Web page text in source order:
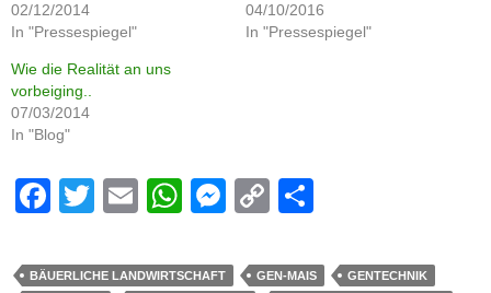
02/12/2014
In "Pressespiegel"
04/10/2016
In "Pressespiegel"
Wie die Realität an uns
vorbeiging..
07/03/2014
In "Blog"
F
c
T
tt
E
ail
W
at
M
ss
C
p
ar
BÄUERLICHE LANDWIRTSCHAFT GEN-MAIS
GENTECHNIK